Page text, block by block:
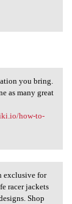
you bring.
as many great
how-to-
exclusive for
racer jackets
Shop